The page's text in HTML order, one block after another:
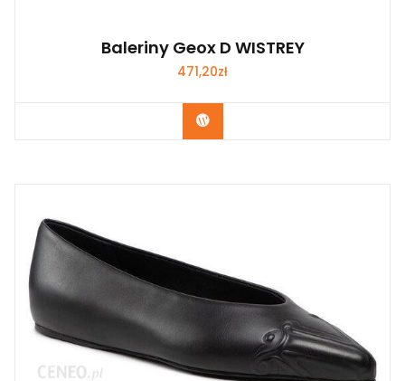
Baleriny Geox D WISTREY
471,20zł
Kup Teraz